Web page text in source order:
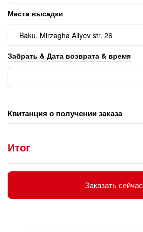
Места высадки
Забрать & Дата возврата & время
Квитанция о получении заказа
Итог
Заказать сейчас